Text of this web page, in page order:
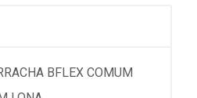
BFLEX COMUM